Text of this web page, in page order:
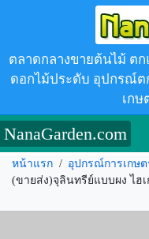
ตลาดกลางขายต้นไม้ ต
ดอกไม้ประดับ อุปกรณ์ต
เกษ
NanaGarden.com
หน้าแรก / อุปกรณ์การเกษต